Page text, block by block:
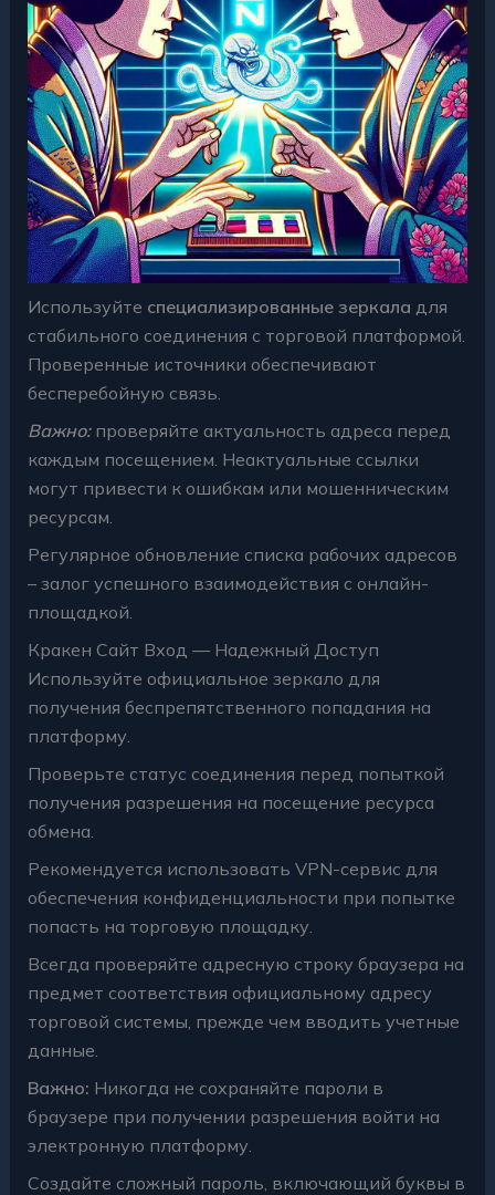
Используйте специализированные зеркала для
стабильного соединения с торговой платформой.
Проверенные источники обеспечивают
бесперебойную связь.
Важно:проверяйте актуальность адреса перед
каждым посещением. Неактуальные ссылки
могут привести к ошибкам или мошенническим
ресурсам.
Регулярное обновление списка рабочих адресов
– залог успешного взаимодействия с онлайн-
площадкой.
Кракен Cайт Вход — Надежный Доступ
Используйте официальное зеркало для
получения беспрепятственного попадания на
платформу.
Проверьте статус соединения перед попыткой
получения разрешения на посещение ресурса
обмена.
Рекомендуется использовать VPN-сервис для
обеспечения конфиденциальности при попытке
попасть на торговую площадку.
Всегда проверяйте адресную строку браузера на
предмет соответствия официальному адресу
торговой системы, прежде чем вводить учетные
данные.
Важно: Никогда не сохраняйте пароли в
браузере при получении разрешения войти на
электронную платформу.
Создайте сложный пароль, включающий буквы в